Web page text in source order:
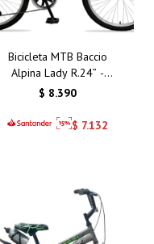
Bicicleta MTB Baccio
Alpina Lady R.24” -
Calidad Superior con
Componentes de Aluminio
$ 8.390
$ 7.132